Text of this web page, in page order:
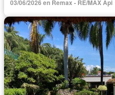
03/06/2026 en Remax - RE/MAX Api